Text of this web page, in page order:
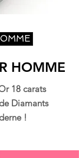
HOMME
18 carats
Diamants
!